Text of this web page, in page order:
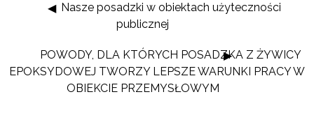
Nasze posadzki w obiektach użyteczności
publicznej
POWODY, DLA KTÓRYCH POSADZKA Z ŻYWICY
EPOKSYDOWEJ TWORZY LEPSZE WARUNKI PRACY W
OBIEKCIE PRZEMYSŁOWYM